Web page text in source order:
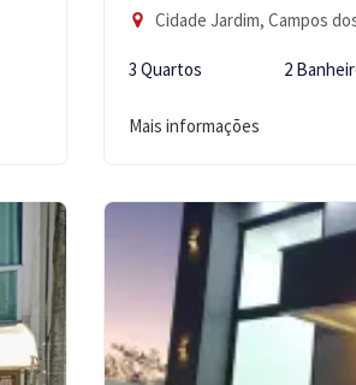
Cidade Jardim, Campos
3 Quartos 2
Mais informações